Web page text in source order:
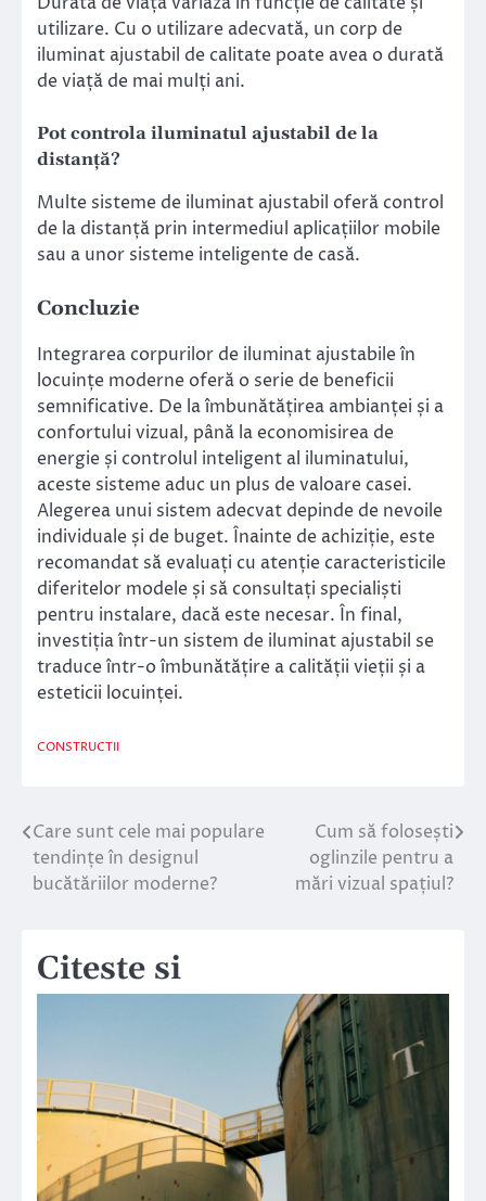
utilizare. Cu o utilizare adecvată, un corp de
iluminat ajustabil de calitate poate avea o durată
de viață de mai mulți ani.
Pot controla iluminatul ajustabil de la
distanță?
Multe sisteme de iluminat ajustabil oferă control
de la distanță prin intermediul aplicațiilor mobile
sau a unor sisteme inteligente de casă.
Concluzie
Integrarea corpurilor de iluminat ajustabile în
locuințe moderne oferă o serie de beneficii
semnificative. De la îmbunătățirea ambianței și a
confortului vizual, până la economisirea de
energie și controlul inteligent al iluminatului,
aceste sisteme aduc un plus de valoare casei.
Alegerea unui sistem adecvat depinde de nevoile
individuale și de buget. Înainte de achiziție, este
recomandat să evaluați cu atenție caracteristicile
diferitelor modele și să consultați specialiști
pentru instalare, dacă este necesar. În final,
investiția într-un sistem de iluminat ajustabil se
traduce într-o îmbunătățire a calității vieții și a
esteticii locuinței.
CONSTRUCTII
Navigare
în
Care sunt cele mai populare
tendințe în designul
bucătăriilor moderne?
Cum să folosești
oglinzile pentru a
mări vizual spațiul?
Citeste si